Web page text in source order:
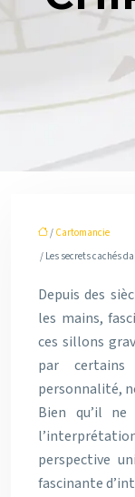
/ Cartomancie
/ Les secrets cachés
Depuis des
les mains,
ces sillons
par
personnalité,
Bien qu’il ne
perspective
fascinante